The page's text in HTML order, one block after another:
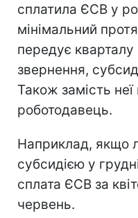
сплатила ЄСВ у
мінімальний
передує
звернення,
Також замість
роботодавець.
Наприклад, якщо
субсидією у
сплата ЄСВ за
червень.